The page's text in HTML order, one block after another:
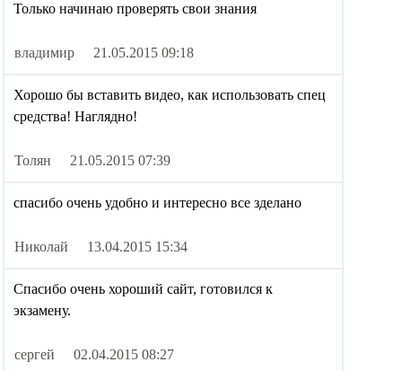
Только начинаю проверять свои знания
владимир 21.05.2015 09:18
Хорошо бы вставить видео, как использовать спец
средства! Наглядно!
Толян 21.05.2015 07:39
спасибо очень удобно и интересно все зделано
Николай 13.04.2015 15:34
Спасибо очень хороший сайт, готовился к
экзамену.
сергей 02.04.2015 08:27